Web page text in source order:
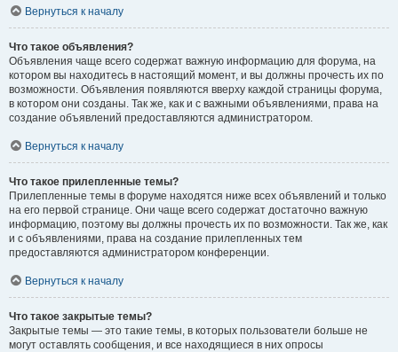
Вернуться к началу
Что такое объявления?
Объявления чаще всего содержат важную информацию для форума, на
котором вы находитесь в настоящий момент, и вы должны прочесть их по
возможности. Объявления появляются вверху каждой страницы форума,
в котором они созданы. Так же, как и с важными объявлениями, права на
создание объявлений предоставляются администратором.
Вернуться к началу
Что такое прилепленные темы?
Прилепленные темы в форуме находятся ниже всех объявлений и только
на его первой странице. Они чаще всего содержат достаточно важную
информацию, поэтому вы должны прочесть их по возможности. Так же, как
и с объявлениями, права на создание прилепленных тем
предоставляются администратором конференции.
Вернуться к началу
Что такое закрытые темы?
Закрытые темы — это такие темы, в которых пользователи больше не
могут оставлять сообщения, и все находящиеся в них опросы